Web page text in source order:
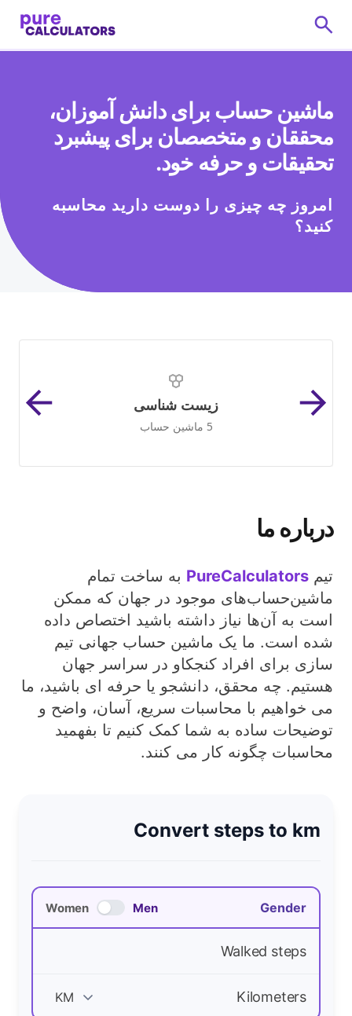
ماشین حساب برای دانش آموزان،
محققان و متخصصان برای پیشبرد
تحقیقات و حرفه خود.
امروز چه چیزی را دوست دارید محاسبه
کنید؟
زیست شناسی
5 ماشین حساب
درباره ما
تیم PureCalculators به ساخت تمام
ماشین‌حساب‌های موجود در جهان که ممکن
است به آن‌ها نیاز داشته باشید اختصاص داده
شده است. ما یک ماشین حساب جهانی تیم
سازی برای افراد کنجکاو در سراسر جهان
هستیم. چه محقق، دانشجو یا حرفه ای باشید، ما
می خواهیم با محاسبات سریع، آسان، واضح و
توضیحات ساده به شما کمک کنیم تا بفهمید
محاسبات چگونه کار می کنند.
Convert steps to km
Gender
Men
Women
Walked steps
Kilometers